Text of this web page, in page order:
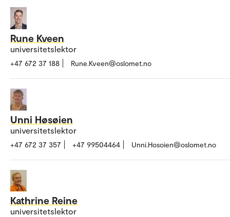
Rune Kveen
universitetslektor
+47 672 37 188 Rune.Kveen@oslomet.no
Unni Høsøien
universitetslektor
+47 672 37 357 +47 99504464 Unni.Hosoien@oslomet.no
Kathrine Reine
universitetslektor